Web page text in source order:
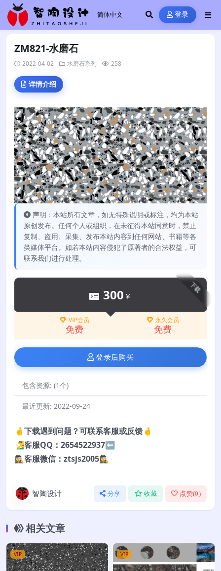
登录
ZM821-水磨石
2022-04-02 水磨石系列 258
详情介绍
声明：本站所有文章，如无特殊说明或标注，均为本站
原创发布。任何个人或组织，在未征得本站同意时，禁止
复制、盗用、采集、发布本站内容到任何网站、书籍等各
类媒体平台。如若本站内容侵犯了原著者的合法权益，可
联系我们进行处理。
下载
300 ￥
VIP会员
免费
永久会员
免费
登录后购买
包含资源: (1个)
最近更新: 2022-09-24
🤞下载遇到问题？可联系客服或反馈🤞
🧏‍♂️客服QQ：2654522937⬅️
🕵️‍♀️客服微信：ztsjs2005🕵️‍♀️
智陶设计 分享 收藏 点赞(0)
相关文章
VIP VIP